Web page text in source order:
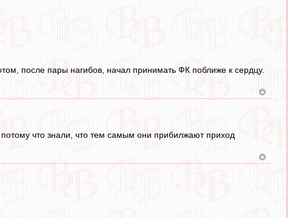
после пары нагибов, начал принимать ФК поближе к сердцу.
что знали, что тем самым они прибилжают приход